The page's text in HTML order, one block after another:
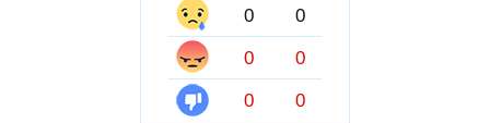
0
0
0
0
0
0